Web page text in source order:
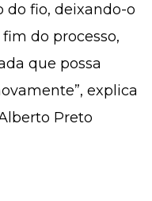
do fio, deixando-o
do processo,
que possa
explica
Preto